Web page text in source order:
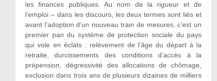
les finances publiques. Au nom de la rigueur et de
l’emploi – dans les discours, les deux termes sont liés et
avant l’adoption d’un nouveau train de mesures, c’est un
premier pan du système de protection sociale du pays
qui vole en éclats : relèvement de l’âge du départ à la
retraite, durcissements des conditions d’accès à la
prépension, dégressivité des allocations de chômage,
exclusion dans trois ans de plusieurs dizaines de milliers